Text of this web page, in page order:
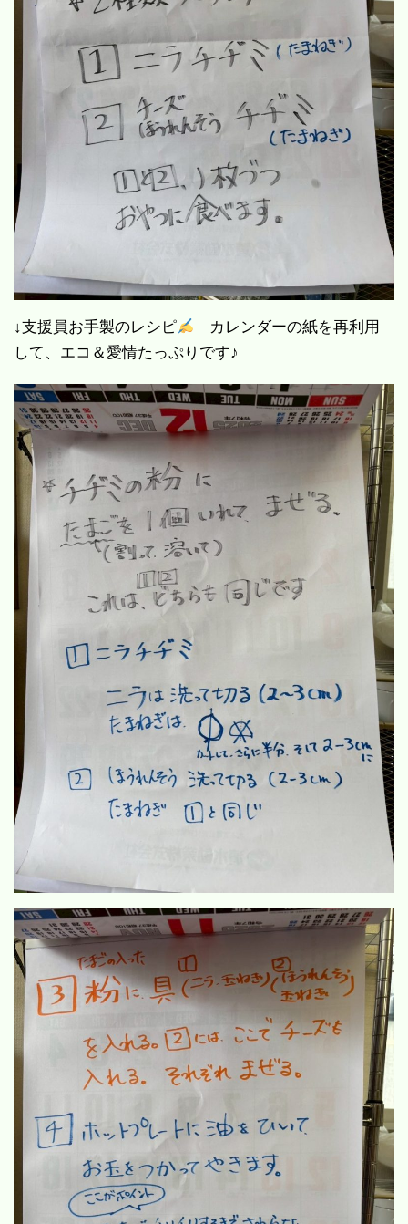
↓支援員お手製のレシピ
カレンダーの紙を再利用
して、エコ＆愛情たっぷりです♪